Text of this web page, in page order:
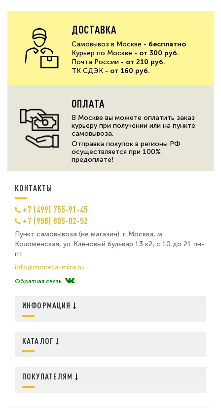
ДОСТАВКА
Самовывоз в Москве - бесплатно
Курьер по Москве - от 300 руб.
Почта России - от 210 руб.
ТК СДЭК - от 160 руб.
ОПЛАТА
В Москве вы можете оплатить заказ
курьеру при получении или на пункте
самовывоза.
Отправка покупок в регионы РФ
осуществляется при 100%
предоплате!
КОНТАКТЫ
+7 (499) 755-91-45
+7 (958) 805-02-52
Пункт самовывоза (не магазин): г. Москва, м.
Коломенская, ул. Кленовый бульвар 13 к2; с 10 до 21 пн-
пт
info@moneta-mira.ru
Обратная связь
ИНФОРМАЦИЯ
КАТАЛОГ
ПОКУПАТЕЛЯМ